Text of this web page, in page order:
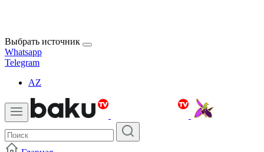
Выбрать источник
Whatsapp
Telegram
AZ